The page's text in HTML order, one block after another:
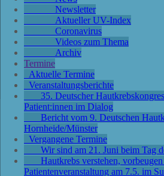
Newsletter
Aktueller UV-Index
Coronavirus
Videos zum Thema
Archiv
Termine
Aktuelle Termine
Veranstaltungsberichte
35. Deutscher
Patient:innen im Dialog
Bericht vom 9. Deutschen
Hornheide/Münster
Vergangene Termine
Wir sind am 21. Juni beim Tag
Hautkrebs verstehen,
Patientenveranstaltung am 7.5. im